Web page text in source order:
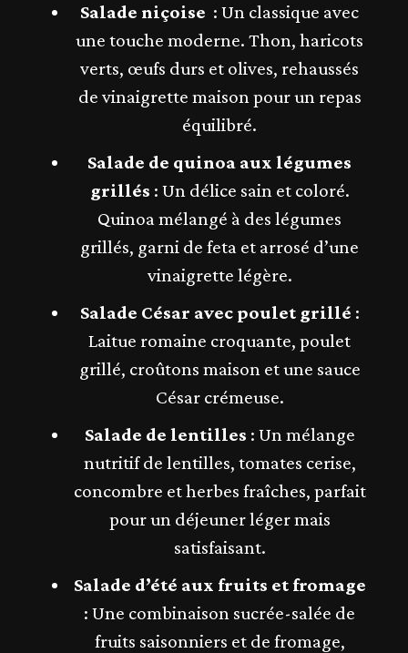
Salade niçoise : Un classique avec
une touche moderne. Thon, haricots
verts, œufs durs et olives, rehaussés
de vinaigrette maison pour un repas
équilibré.
Salade de quinoa aux légumes
grillés : Un délice sain et coloré.
Quinoa mélangé à des légumes
grillés, garni de feta et arrosé d’une
vinaigrette légère.
Salade César avec poulet grillé :
Laitue romaine croquante, poulet
grillé, croûtons maison et une sauce
César crémeuse.
Salade de lentilles : Un mélange
nutritif de lentilles, tomates cerise,
concombre et herbes fraîches, parfait
pour un déjeuner léger mais
satisfaisant.
Salade d’été aux fruits et fromage
: Une combinaison sucrée-salée de
fruits saisonniers et de fromage,